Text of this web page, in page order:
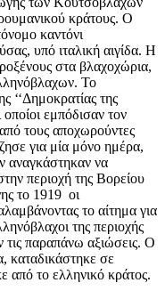
κράτους. Ο
καντόνι
υπό ιταλική αιγίδα. Η
στα βλαχοχώρια,
Το
‘‘Δημοκρατίας της
εμπόδισαν τον
τους αποχωρούντες
για μία μόνο ημέρα,
αναγκάστηκαν να
περιοχή της Βορείου
το 1919 οι
το αίτημα για
της περιοχής
τις παραπάνω αξιώσεις. Ο
καταδικάστηκε σε
από το ελληνικό κράτος.